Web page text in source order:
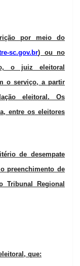
por meio do
sc.gov.br) ou no
o juiz eleitoral
o serviço, a partir
eleitoral. Os
entre os eleitores
de desempate
preenchimento de
Tribunal Regional
que: